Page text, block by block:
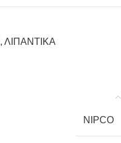
, ΛΙΠΑΝΤΙΚΑ
NIPCO